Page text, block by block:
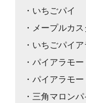
・いちごパイ
・メープルカ
・いちごパイ
・パイアラモ
・パイアラモ
・三角マロンパ